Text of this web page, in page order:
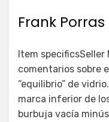
Frank Porras
Item specificsSeller
comentarios sobre
“equilibrio” de
marca inferior de
burbuja vacía